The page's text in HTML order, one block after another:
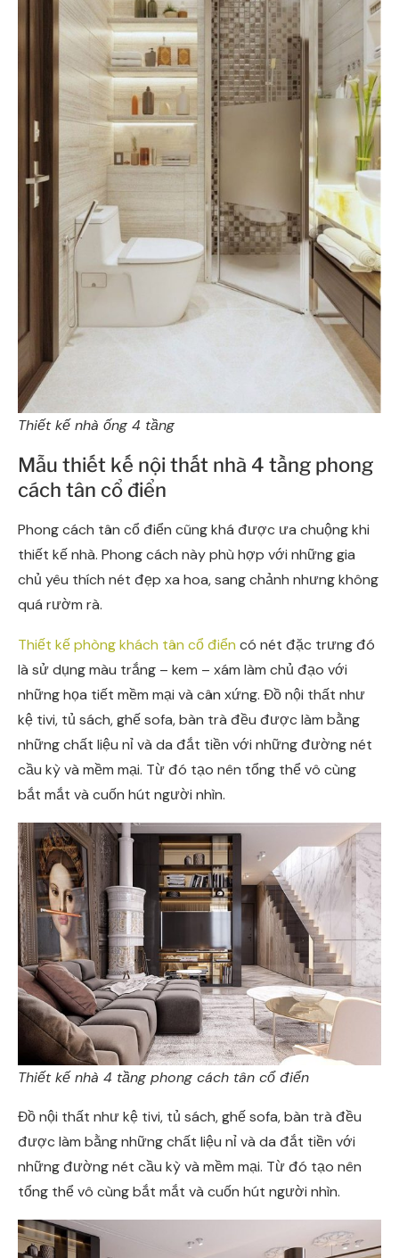
Thiết kế nhà ống 4 tầng
Mẫu thiết kế nội thất nhà 4 tầng phong
cách tân cổ điển
Phong cách tân cổ điển cũng khá được ưa chuộng khi
thiết kế nhà. Phong cách này phù hợp với những gia
chủ yêu thích nét đẹp xa hoa, sang chảnh nhưng không
quá rườm rà.
Thiết kế phòng khách tân cổ điển có nét đặc trưng đó
là sử dụng màu trắng – kem – xám làm chủ đạo với
những họa tiết mềm mại và cân xứng. Đồ nội thất như
kệ tivi, tủ sách, ghế sofa, bàn trà đều được làm bằng
những chất liệu nỉ và da đắt tiền với những đường nét
cầu kỳ và mềm mại. Từ đó tạo nên tổng thể vô cùng
bắt mắt và cuốn hút người nhìn.
Thiết kế nhà 4 tầng phong cách tân cổ điển
Đồ nội thất như kệ tivi, tủ sách, ghế sofa, bàn trà đều
được làm bằng những chất liệu nỉ và da đắt tiền với
những đường nét cầu kỳ và mềm mại. Từ đó tạo nên
tổng thể vô cùng bắt mắt và cuốn hút người nhìn.